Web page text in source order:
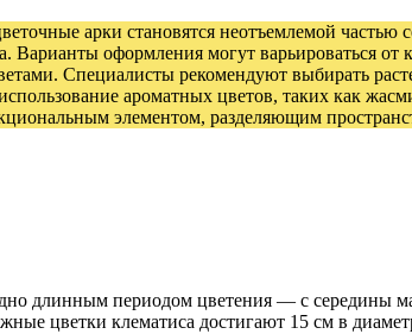
арки становятся неотъемлемой
Варианты оформления могут варьироваться
Специалисты рекомендуют выбирать
ароматных цветов, таких как
элементом, разделяющим
длинным периодом цветения — с середины
цветки клематиса достигают 15 см в